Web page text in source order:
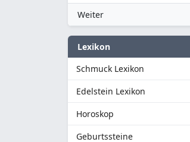
Weiter
Lexikon
Schmuck Lexikon
Edelstein Lexikon
Horoskop
Geburtssteine